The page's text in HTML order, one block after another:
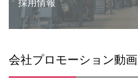
採用情報
会社プロモーション動画